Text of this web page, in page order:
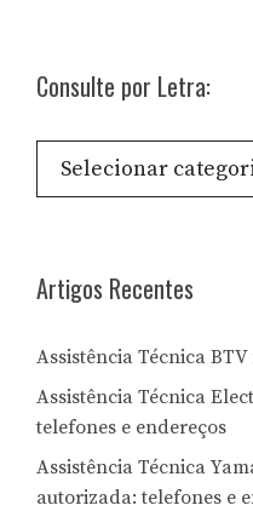
Consulte por Letra:
Consulte
Artigos Recentes
Assistência Técnica
Assistência Técnica
telefones e endereços
Assistência Técnica
autorizada: telefones e